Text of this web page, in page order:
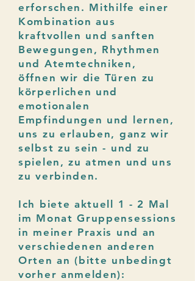
erforschen. Mithilfe einer
Kombination aus
kraftvollen und sanften
Bewegungen, Rhythmen
und Atemtechniken,
öffnen wir die Türen zu
körperlichen und
emotionalen
Empfindungen und lernen,
uns zu erlauben, ganz wir
selbst zu sein - und zu
spielen, zu atmen und uns
zu verbinden.
Ich biete aktuell 1 - 2 Mal
im Monat Gruppensessions
in meiner Praxis und an
verschiedenen anderen
Orten an (bitte unbedingt
vorher anmelden):